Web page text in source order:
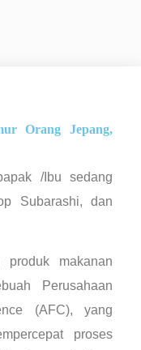
Orang Jepang,
/Ibu sedang
Subarashi, dan
makanan
Perusahaan
(AFC), yang
proses